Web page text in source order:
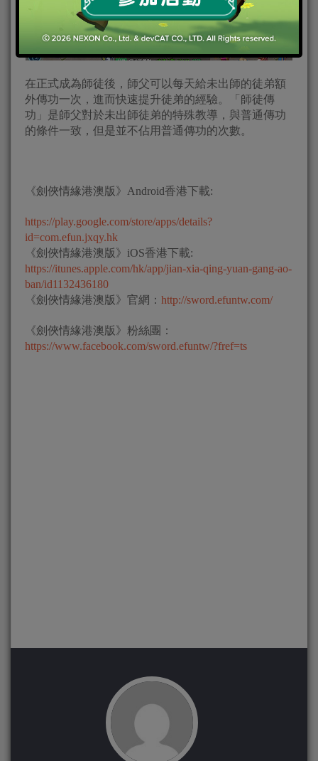
在正式成為師徒後，師父可以每天給未出師的徒弟額
外傳功一次，進而快速提升徒弟的經驗。「師徒傳
功」是師父對於未出師徒弟的特殊教導，與普通傳功
的條件一致，但是並不佔用普通傳功的次數。
《劍俠情緣港澳版》Android香港下載:
https://play.google.com/store/apps/details?
id=com.efun.jxqy.hk
《劍俠情緣港澳版》iOS香港下載:
https://itunes.apple.com/hk/app/jian-xia-qing-yuan-gang-ao-
ban/id1132436180
《劍俠情緣港澳版》官網： http://sword.efuntw.com/
《劍俠情緣港澳版》粉絲團：
https://www.facebook.com/sword.efuntw/?fref=ts